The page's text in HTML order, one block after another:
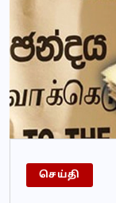
செய்தி